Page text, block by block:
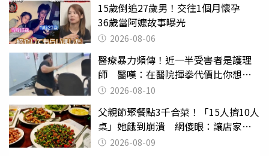
15歲倒追27歲男！交往1個月懷孕
36歲當阿嬤故事曝光
2026-08-06
醫療暴力頻傳！近一半受害者是護理
師 醫嘆：在醫院揮拳代價比你想像
的還要大
2026-08-10
父親節聚餐點3千合菜！「15人擠10人
桌」她餓到崩潰 網傻眼：讓店家看
笑話2026-08-09